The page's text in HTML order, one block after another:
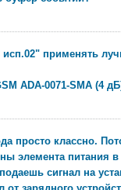
применять
ADA-0071-SMA (4
просто классно.
элемента питания
сигнал на